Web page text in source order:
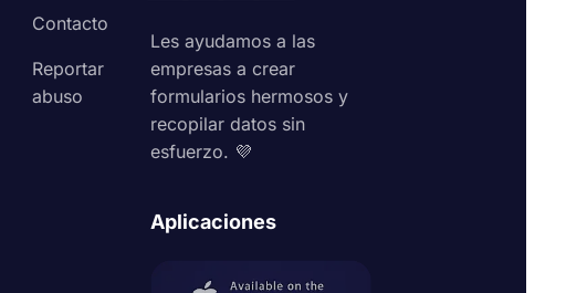
Contacto
Reportar
abuso
Les ayudamos a las
empresas a crear
formularios hermosos y
recopilar datos sin
esfuerzo. 💜
Aplicaciones